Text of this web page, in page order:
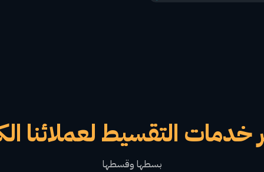
خدمات التقسيط لعملائنا
بسطها وقسطها